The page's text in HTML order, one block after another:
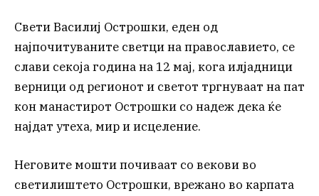
Свети Василиј Острошки, еден од
најпочитуваните светци на православието, се
слави секоја година на 12 мај, кога илјадници
верници од регионот и светот тргнуваат на пат
кон манастирот Острошки со надеж дека ќе
најдат утеха, мир и исцеление.
Неговите мошти почиваат со векови во
светилиштето Острошки, врежано во карпата